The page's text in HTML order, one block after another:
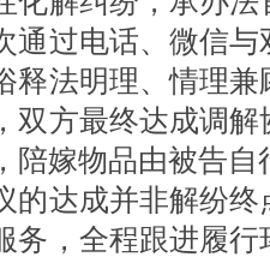
通过电话、微信
释法明理、情理
双方最终达成调
陪嫁物品由被告自
的达成并非解纷
务，全程跟进履